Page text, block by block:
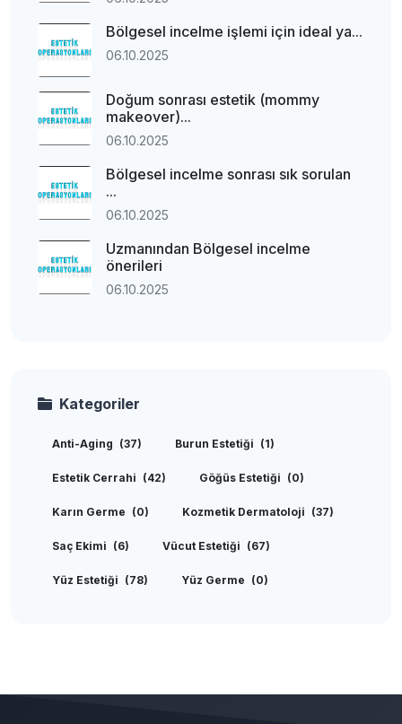
Bölgesel incelme işlemi için ideal ya...
06.10.2025
Doğum sonrası estetik (mommy
makeover)...
06.10.2025
Bölgesel incelme sonrası sık sorulan
...
06.10.2025
Uzmanından Bölgesel incelme
önerileri
06.10.2025
Kategoriler
Anti-Aging (37) Burun Estetiği (1)
Estetik Cerrahi (42) Göğüs Estetiği (0)
Karın Germe (0) Kozmetik Dermatoloji (37)
Saç Ekimi (6) Vücut Estetiği (67)
Yüz Estetiği (78) Yüz Germe (0)